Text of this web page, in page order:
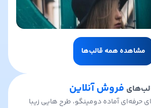
مشاهده همه قالب‌ها
فروش آنلاین
حرفه‌ای آماده دومینگو، طرح هایی زیبا